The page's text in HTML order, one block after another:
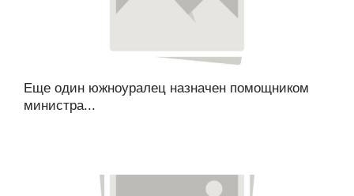
Еще один южноуралец назначен помощником
министра...